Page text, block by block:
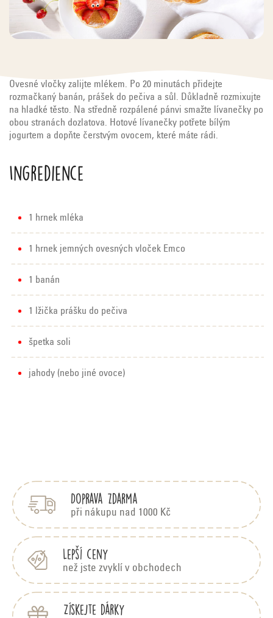
Ovesné vločky zalijte mlékem. Po 20 minutách přidejte
rozmačkaný banán, prášek do pečiva a sůl. Důkladně rozmixujte
na hladké těsto. Na středně rozpálené pánvi smažte lívanečky po
obou stranách dozlatova. Hotové lívanečky potřete bílým
jogurtem a dopňte čerstvým ovocem, které máte rádi.
Ingredience
1 hrnek mléka
1 hrnek jemných ovesných vloček Emco
1 banán
1 lžička prášku do pečiva
špetka soli
jahody (nebo jiné ovoce)
Doprava zdarma
při nákupu nad 1000 Kč
Lepší ceny
než jste zvyklí v obchodech
Získejte dárky